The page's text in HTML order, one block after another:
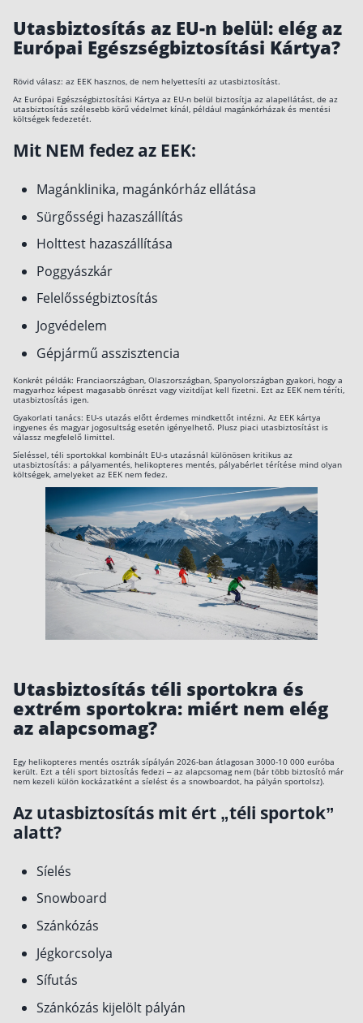
Utasbiztosítás az EU-n belül: elég az
Európai Egészségbiztosítási Kártya?
Rövid válasz: az EEK hasznos, de nem helyettesíti az utasbiztosítást.
Az Európai Egészségbiztosítási Kártya az EU-n belül biztosítja az alapellátást, de az
utasbiztosítás szélesebb körű védelmet kínál, például magánkórházak és mentési
költségek fedezetét.
Mit NEM fedez az EEK:
Magánklinika, magánkórház ellátása
Sürgősségi hazaszállítás
Holttest hazaszállítása
Poggyászkár
Felelősségbiztosítás
Jogvédelem
Gépjármű asszisztencia
Konkrét példák: Franciaországban, Olaszországban, Spanyolországban gyakori, hogy a
magyarhoz képest magasabb önrészt vagy vizitdíjat kell fizetni. Ezt az EEK nem téríti,
utasbiztosítás igen.
Gyakorlati tanács: EU-s utazás előtt érdemes mindkettőt intézni. Az EEK kártya
ingyenes és magyar jogosultság esetén igényelhető. Plusz piaci utasbiztosítást is
válassz megfelelő limittel.
Síeléssel, téli sportokkal kombinált EU-s utazásnál különösen kritikus az
utasbiztosítás: a pályamentés, helikopteres mentés, pályabérlet térítése mind olyan
költségek, amelyeket az EEK nem fedez.
Utasbiztosítás téli sportokra és
extrém sportokra: miért nem elég
az alapcsomag?
Egy helikopteres mentés osztrák sípályán 2026-ban átlagosan 3000-10 000 euróba
került. Ezt a téli sport biztosítás fedezi – az alapcsomag nem (bár több biztosító már
nem kezeli külön kockázatként a síelést és a snowboardot, ha pályán sportolsz).
Az utasbiztosítás mit ért „téli sportok”
alatt?
Síelés
Snowboard
Szánkózás
Jégkorcsolya
Sífutás
Szánkózás kijelölt pályán